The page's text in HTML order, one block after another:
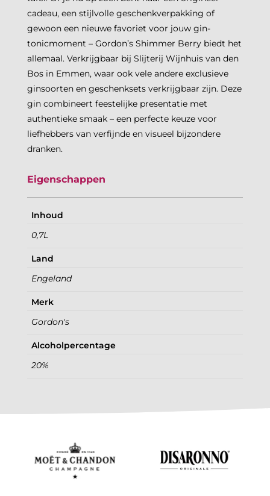
cadeau, een stijlvolle geschenkverpakking of
gewoon een nieuwe favoriet voor jouw gin-
tonicmoment – Gordon’s Shimmer Berry biedt het
allemaal. Verkrijgbaar bij Slijterij Wijnhuis van den
Bos in Emmen, waar ook vele andere exclusieve
ginsoorten en geschenksets verkrijgbaar zijn. Deze
gin combineert feestelijke presentatie met
authentieke smaak – een perfecte keuze voor
liefhebbers van verfijnde en visueel bijzondere
dranken.
Eigenschappen
Inhoud
0,7L
Land
Engeland
Merk
Gordon's
Alcoholpercentage
20%